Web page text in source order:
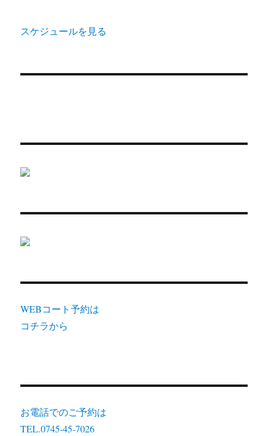
スケジュールを見る
WEBコート予約は
コチラから
お電話でのご予約は
TEL.0745-45-7026